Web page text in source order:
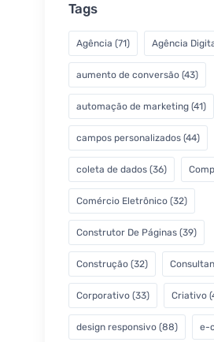
Tags
Agência (71) Agência
aumento de conversão (43)
automação de marketing (41)
campos personalizados (44)
coleta de dados (36)
Comércio Eletrônico (32)
Construtor De Páginas (39)
Construção (32)
Corporativo (33) Criativo
design responsivo (88) e-